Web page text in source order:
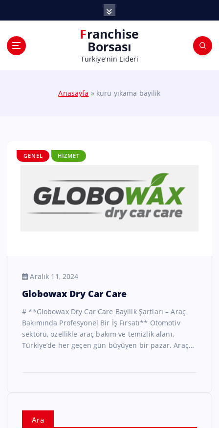
Franchise
Borsası
Türkiye'nin Lideri
Anasayfa » kuru yıkama bayilik
GENEL HIZMET
Aralık 11, 2024
Globowax Dry Car Care
# **Globowax Dry Car Care Bayilik Şartları – Araç
Bakımında Profesyonel Bir İş Fırsatı** Otomotiv
sektörü, özellikle araç bakım ve temizlik alanı,
Türkiye’de her geçen gün büyüyen bir pazar. Araç…
Ara